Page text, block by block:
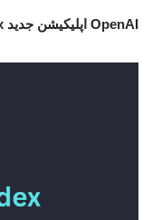
OpenAI اپلیکیشن جدید Codex را معرفی کرد